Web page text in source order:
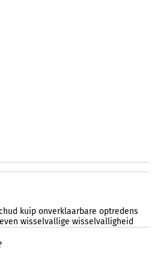
kuip onverklaarbare optredens
wisselvallige wisselvalligheid